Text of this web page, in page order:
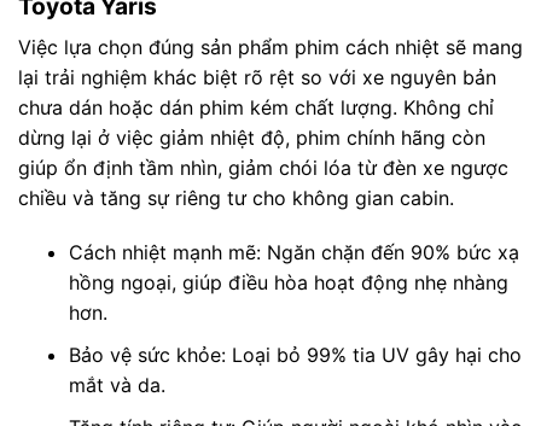
Toyota Yaris
Việc lựa chọn đúng sản phẩm phim cách nhiệt sẽ mang
lại trải nghiệm khác biệt rõ rệt so với xe nguyên bản
chưa dán hoặc dán phim kém chất lượng. Không chỉ
dừng lại ở việc giảm nhiệt độ, phim chính hãng còn
giúp ổn định tầm nhìn, giảm chói lóa từ đèn xe ngược
chiều và tăng sự riêng tư cho không gian cabin.
Cách nhiệt mạnh mẽ: Ngăn chặn đến 90% bức xạ
hồng ngoại, giúp điều hòa hoạt động nhẹ nhàng
hơn.
Bảo vệ sức khỏe: Loại bỏ 99% tia UV gây hại cho
mắt và da.